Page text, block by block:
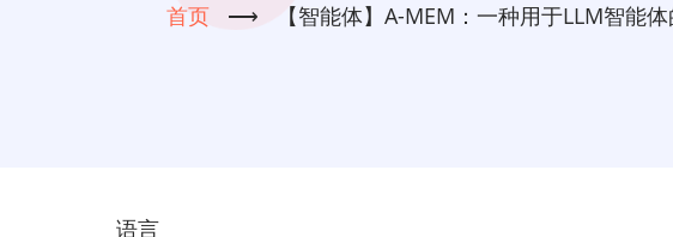
首页 ⟶ 【智能体】A-MEM：一种用于LLM智能
语言